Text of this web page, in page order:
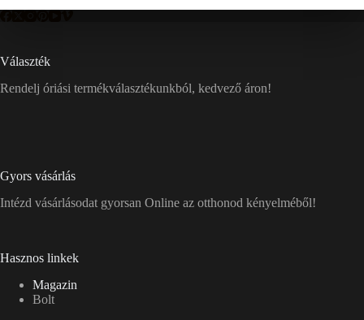
Választék
Rendelj óriási termékválasztékunkból, kedvező áron!
Gyors vásárlás
Intézd vásárlásodat gyorsan Online az otthonod kényelméből!
Hasznos linkek
Magazin
Bolt